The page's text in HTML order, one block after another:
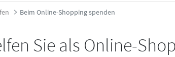
der Deutschen Lions
Beim Online-Shopping spenden
Sie als Online-